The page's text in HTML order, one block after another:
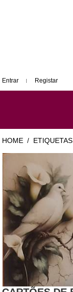
Entrar Registar
HOME /